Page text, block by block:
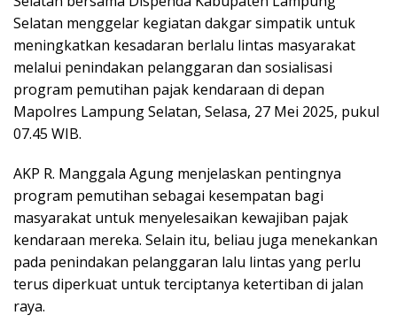
Selatan menggelar kegiatan dakgar simpatik untuk
meningkatkan kesadaran berlalu lintas masyarakat
melalui penindakan pelanggaran dan sosialisasi
program pemutihan pajak kendaraan di depan
Mapolres Lampung Selatan, Selasa, 27 Mei 2025, pukul
07.45 WIB.
AKP R. Manggala Agung menjelaskan pentingnya
program pemutihan sebagai kesempatan bagi
masyarakat untuk menyelesaikan kewajiban pajak
kendaraan mereka. Selain itu, beliau juga menekankan
pada penindakan pelanggaran lalu lintas yang perlu
terus diperkuat untuk terciptanya ketertiban di jalan
raya.